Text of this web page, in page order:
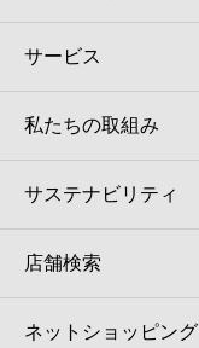
サービス
私たちの取組み
サステナビリティ
店舗検索
ネットショッピング